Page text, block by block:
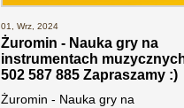
01, Wrz, 2024
Żuromin - Nauka gry na
instrumentach
502 587 885 Zapraszamy :)
Żuromin - Nauka gry na